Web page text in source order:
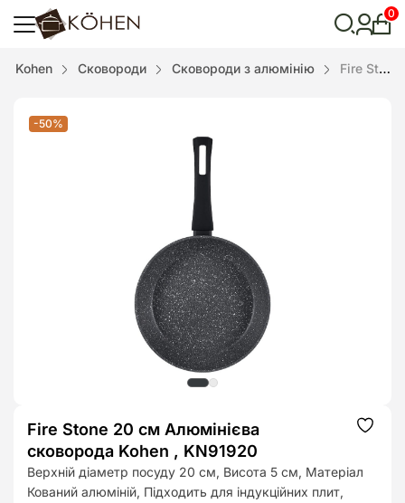
пошук
0
Kohen Сковороди Сковороди з алюмінію Fire Stone 20 см Алюмінієва сковорода Kohen , KN91920
-50%
Fire Stone 20 см Алюмінієва
сковорода Kohen , KN91920
Верхній діаметр посуду 20 см, Висота 5 см, Матеріал
Кований алюміній, Підходить для індукційних плит,